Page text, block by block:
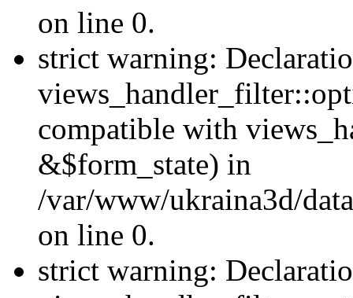
on line 0.
strict warning:
compatible with
&$form_state) in
/var/www/ukraina3d/
on line 0.
strict warning: